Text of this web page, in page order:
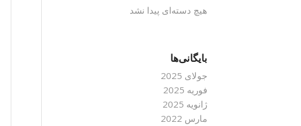
هیچ دسته‌ای پیدا نشد
بایگانی‌ها
جولای 2025
فوریه 2025
ژانویه 2025
مارس 2022